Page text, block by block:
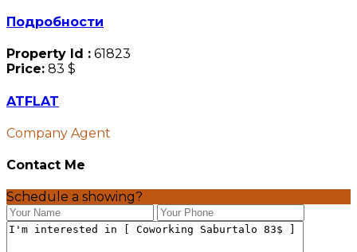
Подробности
Property Id : 61823
Price: 83 $
ATFLAT
Company Agent
Contact Me
Schedule a showing?